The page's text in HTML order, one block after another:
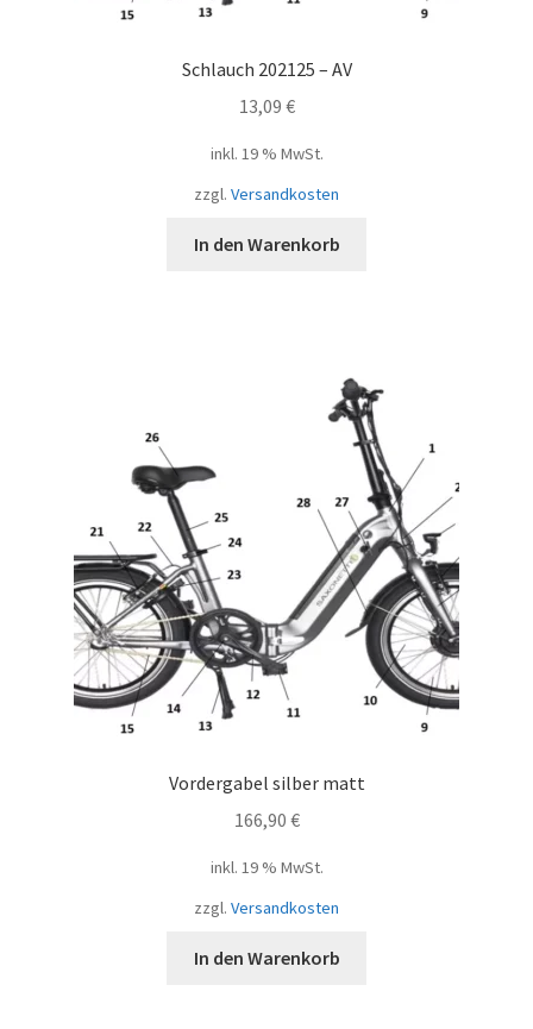
Schlauch 202125 – AV
13,09 €
inkl. 19 % MwSt.
zzgl. Versandkosten
In den Warenkorb
Vordergabel silber matt
166,90 €
inkl. 19 % MwSt.
zzgl. Versandkosten
In den Warenkorb